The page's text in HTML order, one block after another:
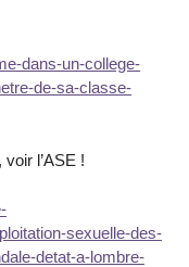
dans-un-college-
de-sa-classe-
l’ASE !
sexuelle-des-
detat-a-lombre-